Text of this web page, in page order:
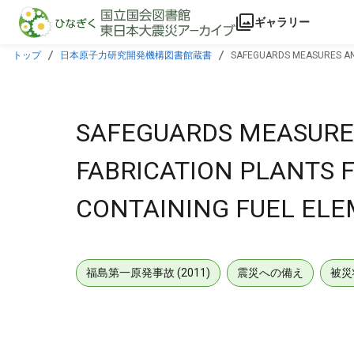
本文に飛ぶ
ギャラリー
トップ 日本原子力研究開発機構図書館蔵書 SAFEGUARDS MEASURES
SAFEGUARDS
FABRICATION PLANTS
CONTAINING FUEL
福島第一原発事故 (2011) 震災への備え 被災